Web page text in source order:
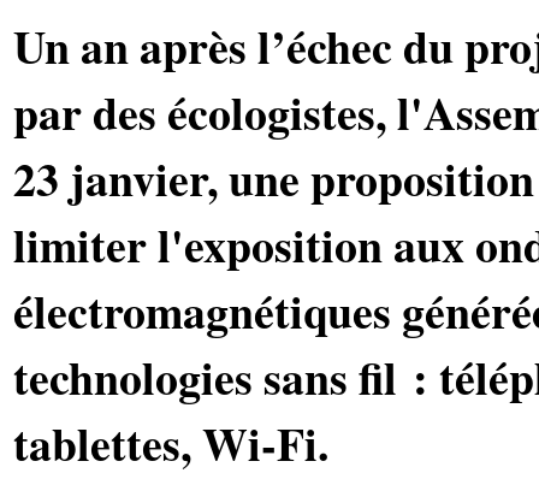
Un an après l’échec du
par des écologistes,
23 janvier, une
limiter l'exposition aux
électromagnétiques
technologies sans fil :
tablettes, Wi-Fi.